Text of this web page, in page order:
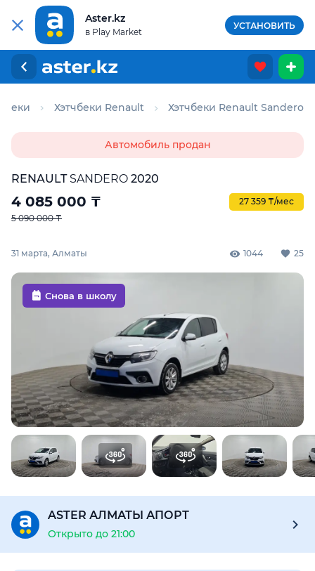
Aster.kz
в Play Market
УСТАНОВИТЬ
Хэтчбеки Renault Хэтчбеки Renault Sandero
Автомобиль продан
RENAULTSANDERO 2020
4 085 000 ₸
27 359 ₸/мес
5 090 000 ₸
31 марта, Алматы 1044 25
Снова в школу
Для этого авто доступен отчёт Aster Check
Предоставим подробную информацию об автомобиле:
техническое состояние, пробег, история осмотров,
юридическая проверка по базам РК и РФ
Купить отчёт за 1000₸
ASTER АЛМАТЫ АПОРТ
Открыто до 21:00